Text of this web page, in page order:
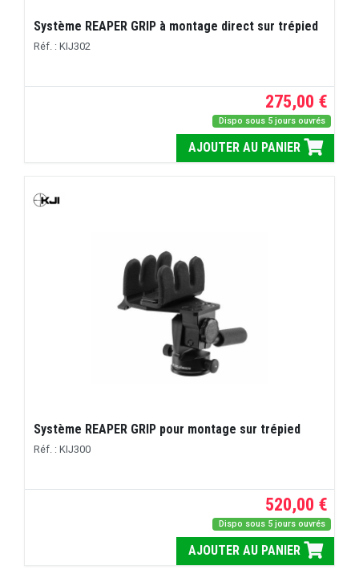
Système REAPER GRIP à montage direct sur trépied
Réf. : KIJ302
275,00 €
Dispo sous 5 jours ouvrés
AJOUTER AU PANIER
Système REAPER GRIP pour montage sur trépied
Réf. : KIJ300
520,00 €
Dispo sous 5 jours ouvrés
AJOUTER AU PANIER